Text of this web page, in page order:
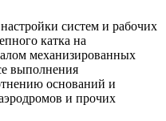
систем и рабочих
катка на
механизированных
выполнения
оснований и
и прочих